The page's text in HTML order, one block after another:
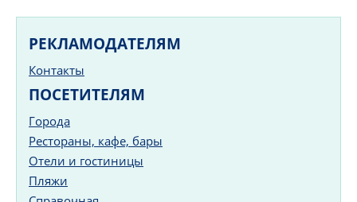
РЕКЛАМОДАТЕЛЯМ
Контакты
ПОСЕТИТЕЛЯМ
Города
Рестораны, кафе, бары
Отели и гостиницы
Пляжи